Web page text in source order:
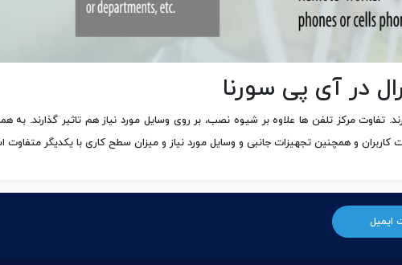
در آی پی سورنا
تفاوت مرکز تلفن ها علاوه بر شیوه نصب، بر روی وسایل مورد نیاز هم تاثیر گذارند.
کاربران و همچنین تجهیزات جانبی و وسایل مورد نیاز و میزان سطح کاری با یکدیگر متفاوت